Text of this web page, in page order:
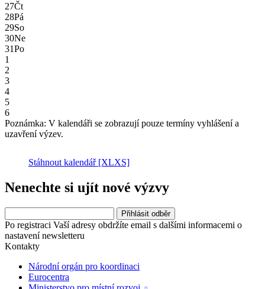
27Čt
28Pá
29So
30Ne
31Po
1
2
3
4
5
6
Poznámka: V kalendáři se zobrazují pouze termíny vyhlášení a
uzavření výzev.
Stáhnout kalendář [XLXS]
Nenechte si ujít nové výzvy
Po registraci Vaší adresy obdržíte email s dalšími informacemi o
nastavení newsletteru
Kontakty
Národní orgán pro koordinaci
Eurocentra